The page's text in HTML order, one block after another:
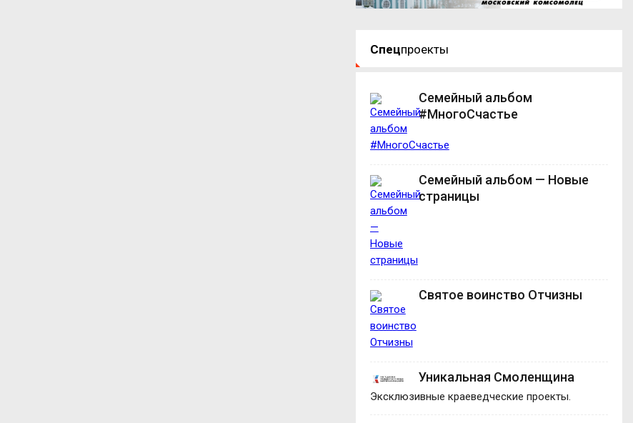
Спецпроекты
Семейный альбом
#МногоСчастье
Семейный альбом — Новые
страницы
Святое воинство Отчизны
Уникальная Смоленщина
Эксклюзивные краеведческие проекты.